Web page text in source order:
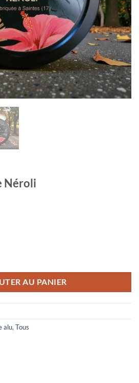
Néroli
AU PANIER
alu, Tous